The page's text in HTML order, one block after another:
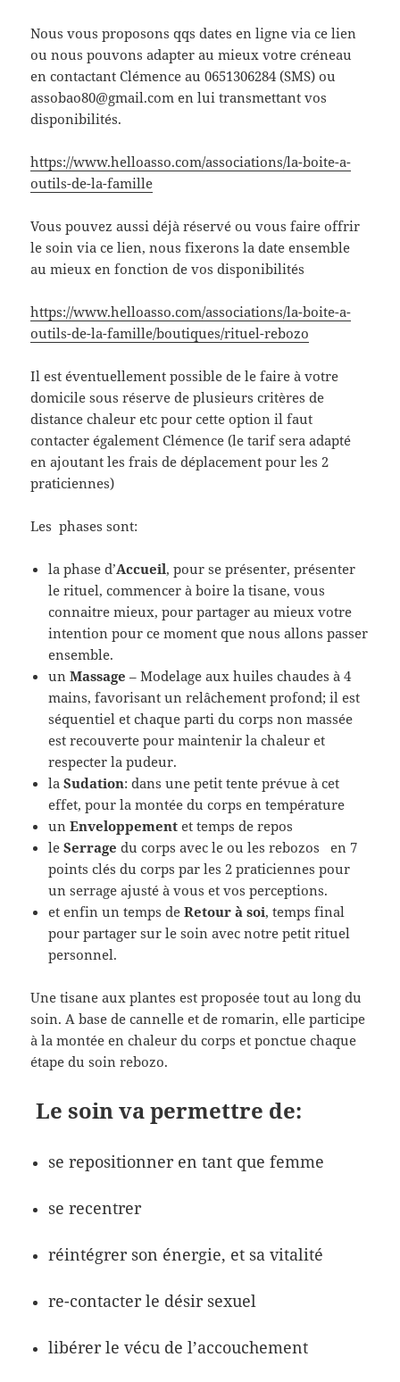
Nous vous proposons qqs dates en ligne via ce lien
ou nous pouvons adapter au mieux votre créneau
en contactant Clémence au 0651306284 (SMS) ou
assobao80@gmail.com en lui transmettant vos
disponibilités.
https://www.helloasso.com/associations/la-boite-a-
outils-de-la-famille
Vous pouvez aussi déjà réservé ou vous faire offrir
le soin via ce lien, nous fixerons la date ensemble
au mieux en fonction de vos disponibilités
https://www.helloasso.com/associations/la-boite-a-
outils-de-la-famille/boutiques/rituel-rebozo
Il est éventuellement possible de le faire à votre
domicile sous réserve de plusieurs critères de
distance chaleur etc pour cette option il faut
contacter également Clémence (le tarif sera adapté
en ajoutant les frais de déplacement pour les 2
praticiennes)
Les phases sont:
la phase d’Accueil, pour se présenter, présenter
le rituel, commencer à boire la tisane, vous
connaitre mieux, pour partager au mieux votre
intention pour ce moment que nous allons passer
ensemble.
unMassage – Modelage aux huiles chaudes à 4
mains, favorisant un relâchement profond; il est
séquentiel et chaque parti du corps non massée
est recouverte pour maintenir la chaleur et
respecter la pudeur.
laSudation: dans une petit tente prévue à cet
effet, pour la montée du corps en température
unEnveloppement et temps de repos
leSerrage du corps avec le ou les rebozos en 7
points clés du corps par les 2 praticiennes pour
un serrage ajusté à vous et vos perceptions.
et enfin un temps deRetour à soi, temps final
pour partager sur le soin avec notre petit rituel
personnel.
Une tisane aux plantes est proposée tout au long du
soin. A base de cannelle et de romarin, elle participe
à la montée en chaleur du corps et ponctue chaque
étape du soin rebozo.
Le soin va permettre de:
se repositionner en tant que femme
se recentrer
réintégrer son énergie, et sa vitalité
re-contacter le désir sexuel
libérer le vécu de l’accouchement